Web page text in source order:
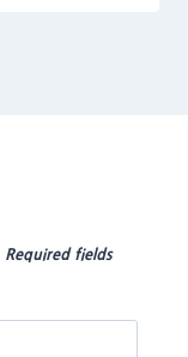
Required fields